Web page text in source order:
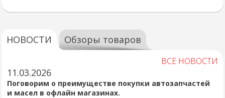
НОВОСТИ Обзоры товаров
ВСЕ НОВОСТИ
11.03.2026
Поговорим о преимуществе покупки автозапчастей
и масел в офлайн магазинах.